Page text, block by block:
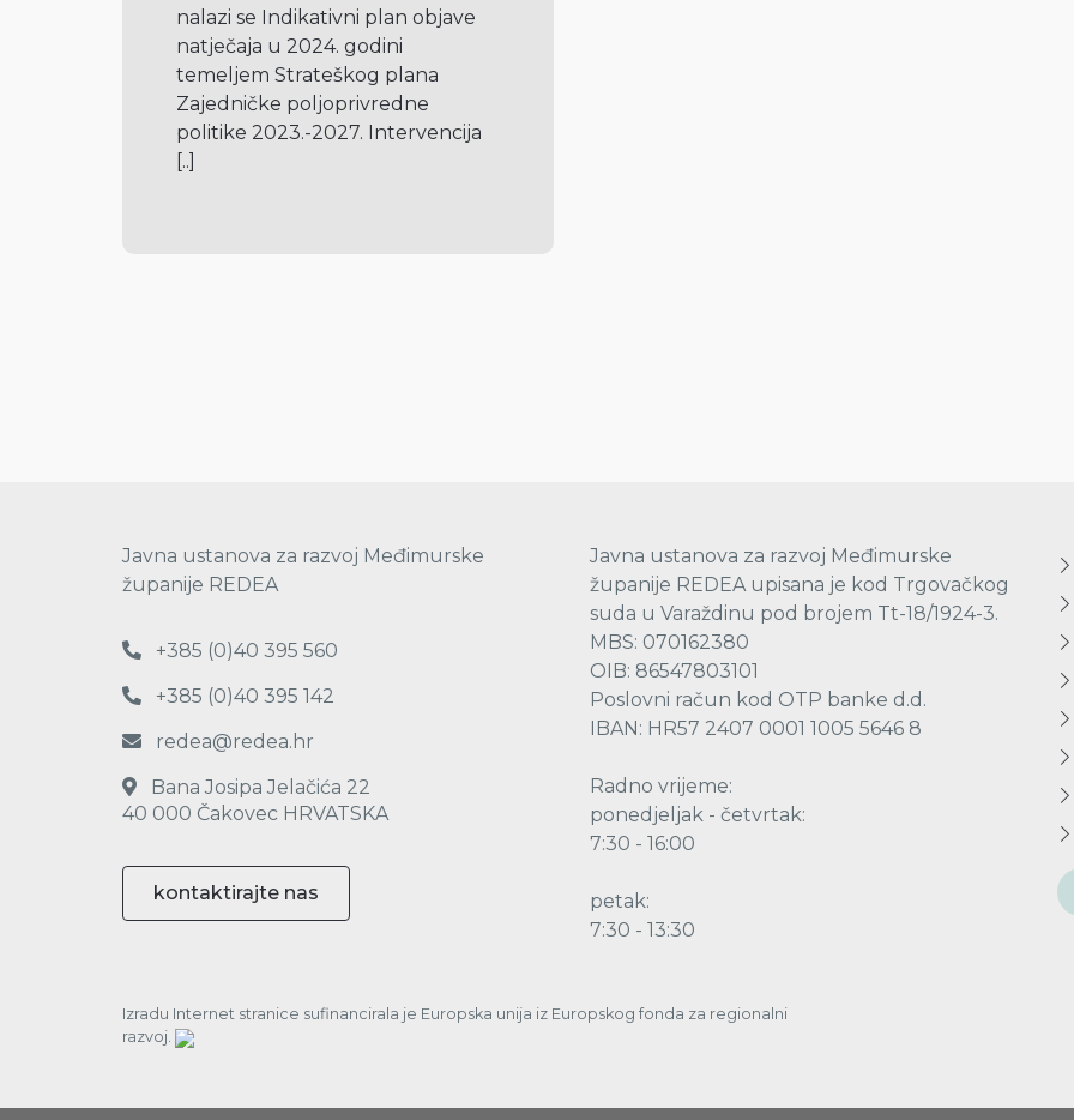
nalazi se Indikativni plan objave
natječaja u 2024. godini
temeljem Strateškog plana
Zajedničke poljoprivredne
[..]
Javna ustanova za razvoj Međimurske
županije REDEA
+385 (0)40 395 560
+385 (0)40 395 142
redea@redea.hr
Bana Josipa Jelačića 22
40 000 Čakovec HRVATSKA
kontaktirajte nas
Javna ustanova za razvoj Međimurske
županije REDEA upisana je kod Trgovačkog
suda u Varaždinu pod brojem Tt-18/1924-3.
MBS: 070162380
OIB: 86547803101
Poslovni račun kod OTP banke d.d.
IBAN: HR57 2407 0001 1005 5646 8
Radno vrijeme:
ponedjeljak - četvrtak:
7:30 - 16:00
petak:
7:30 - 13:30
Izradu Internet stranice sufinancirala je Europska unija iz Europskog fonda za regionalni
razvoj.